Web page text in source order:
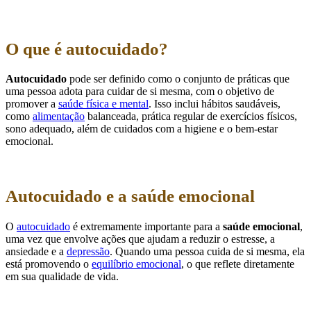
O que é autocuidado?
Autocuidado pode ser definido como o conjunto de práticas que
uma pessoa adota para cuidar de si mesma, com o objetivo de
promover a saúde física e mental. Isso inclui hábitos saudáveis,
como alimentação balanceada, prática regular de exercícios físicos,
sono adequado, além de cuidados com a higiene e o bem-estar
emocional.
Autocuidado e a saúde emocional
O autocuidado é extremamente importante para a saúde emocional,
uma vez que envolve ações que ajudam a reduzir o estresse, a
ansiedade e a depressão. Quando uma pessoa cuida de si mesma, ela
está promovendo o equilíbrio emocional, o que reflete diretamente
em sua qualidade de vida.